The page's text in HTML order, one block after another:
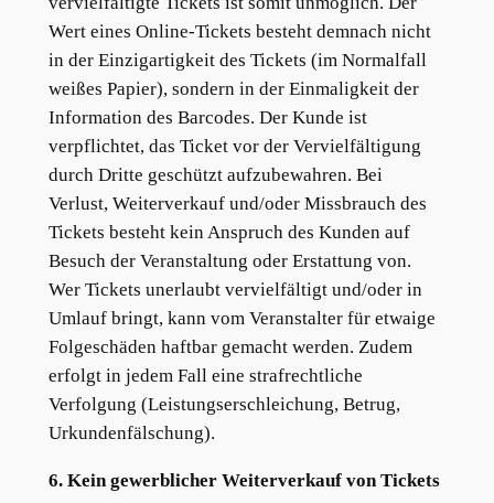
Wert eines Online-Tickets besteht demnach nicht
in der Einzigartigkeit des Tickets (im Normalfall
weißes Papier), sondern in der Einmaligkeit der
Information des Barcodes. Der Kunde ist
verpflichtet, das Ticket vor der Vervielfältigung
durch Dritte geschützt aufzubewahren. Bei
Verlust, Weiterverkauf und/oder Missbrauch des
Tickets besteht kein Anspruch des Kunden auf
Besuch der Veranstaltung oder Erstattung von.
Wer Tickets unerlaubt vervielfältigt und/oder in
Umlauf bringt, kann vom Veranstalter für etwaige
Folgeschäden haftbar gemacht werden. Zudem
erfolgt in jedem Fall eine strafrechtliche
Verfolgung (Leistungserschleichung, Betrug,
Urkundenfälschung).
6. Kein gewerblicher Weiterverkauf von Tickets